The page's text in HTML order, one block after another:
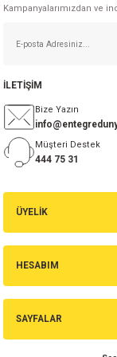
Kampanyalarımızdan ve
ÜYELİK
HESABIM
SAYFALAR
İLETİŞİM
Bize Yazın
Müşteri Destek
444 75 31